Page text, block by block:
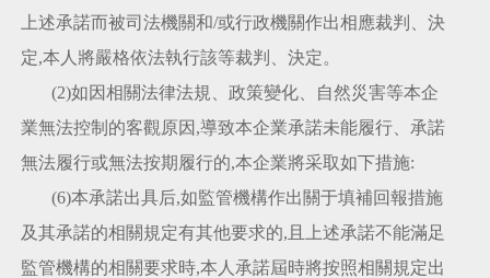
上述承諾而被司法機關和/或行政機關作出相應裁判、決
定,本人將嚴格依法執行該等裁判、決定。
(2)如因相關法律法規、政策變化、自然災害等本企
業無法控制的客觀原因,導致本企業承諾未能履行、承諾
無法履行或無法按期履行的,本企業將采取如下措施:
(6)本承諾出具后,如監管機構作出關于填補回報措施
及其承諾的相關規定有其他要求的,且上述承諾不能滿足
監管機構的相關要求時,本人承諾屆時將按照相關規定出